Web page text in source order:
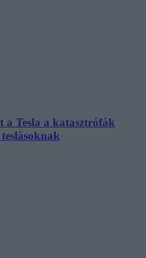
a Tesla a katasztrófák